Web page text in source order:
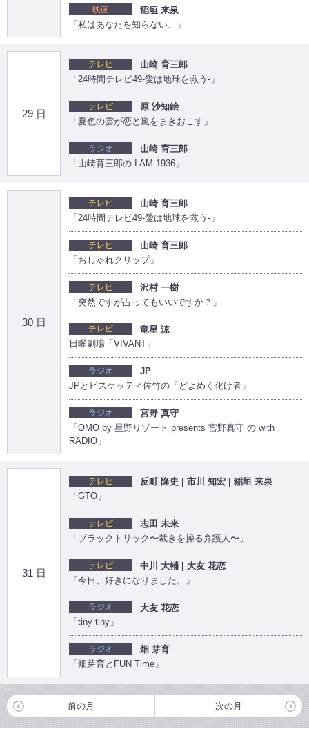
映画
稲垣 来泉
「私はあなたを知らない、」
29 日
テレビ
山崎 育三郎
「24時間テレビ49-愛は地球を救う-」
テレビ
原 沙知絵
「夏色の雲が恋と嵐をまきおこす」
ラジオ
山崎 育三郎
「山崎育三郎の I AM 1936」
30 日
テレビ
山崎 育三郎
「24時間テレビ49-愛は地球を救う-」
テレビ
山崎 育三郎
「おしゃれクリップ」
テレビ
沢村 一樹
「突然ですが占ってもいいですか？」
テレビ
竜星 涼
日曜劇場「VIVANT」
ラジオ
JP
JPとビスケッティ佐竹の「どよめく化け者」
ラジオ
宮野 真守
「OMO by 星野リゾート presents 宮野真守 の with
RADIO」
31 日
テレビ
反町 隆史 | 市川 知宏 | 稲垣 来泉
「GTO」
テレビ
志田 未来
「ブラックトリック〜裁きを操る弁護人〜」
テレビ
中川 大輔 | 大友 花恋
「今日、好きになりました。」
ラジオ
大友 花恋
「tiny tiny」
ラジオ
畑 芽育
「畑芽育とFUN Time」
前の月 次の月